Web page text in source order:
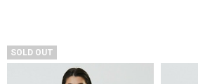
SOLD OUT